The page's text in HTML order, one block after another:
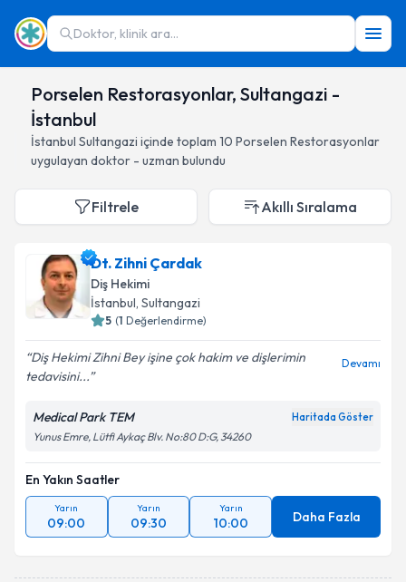
Doktor, klinik ara...
Porselen Restorasyonlar, Sultangazi -
İstanbul
İstanbul Sultangazi içinde toplam 10 Porselen Restorasyonlar
uygulayan doktor - uzman bulundu
Filtrele Akıllı Sıralama
Dt. Zihni Çardak
Diş Hekimi
İstanbul, Sultangazi
5 (1 Değerlendirme)
Diş Hekimi Zihni Bey işine çok hakim ve dişlerimin
tedavisini...
Devamı
Medical Park TEM Haritada Göster
Yunus Emre, Lütfi Aykaç Blv. No:80 D:G, 34260
En Yakın Saatler
Yarın
09:00
Yarın
09:30
Yarın
10:00 Daha Fazla